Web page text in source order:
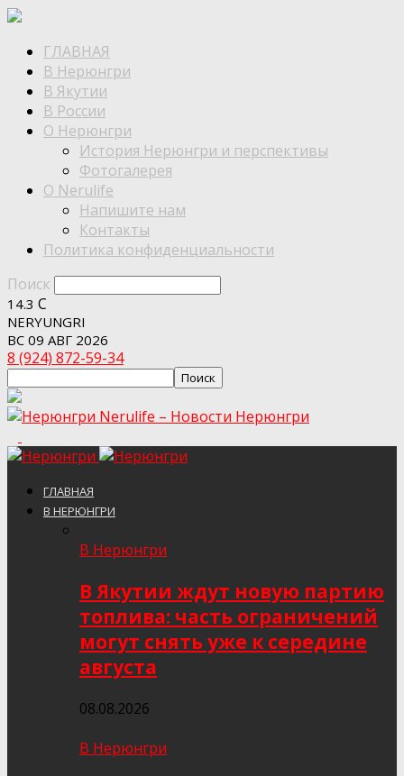
ГЛАВНАЯ
В Нерюнгри
В Якутии
В России
О Нерюнгри
История Нерюнгри и перспективы
Фотогалерея
О Nerulife
Напишите нам
Контакты
Политика конфиденциальности
Поиск
14.3 C
NERYUNGRI
ВС 09 АВГ 2026
8 (924) 872-59-34
Nerulife – Новости Нерюнгри
ГЛАВНАЯ
В НЕРЮНГРИ
В Нерюнгри
В Якутии ждут новую партию
топлива: часть ограничений
могут снять уже к середине
августа
08.08.2026
В Нерюнгри